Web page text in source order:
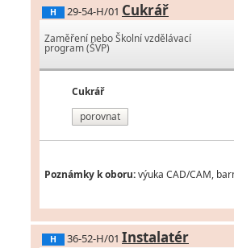
H 29-54-H/01 Cukrář
Zaměření nebo Školní vzdělávací
program (ŠVP)
Cukrář
porovnat
Poznámky k oboru:výuka CAD/CAM,
H 36-52-H/01 Instalatér